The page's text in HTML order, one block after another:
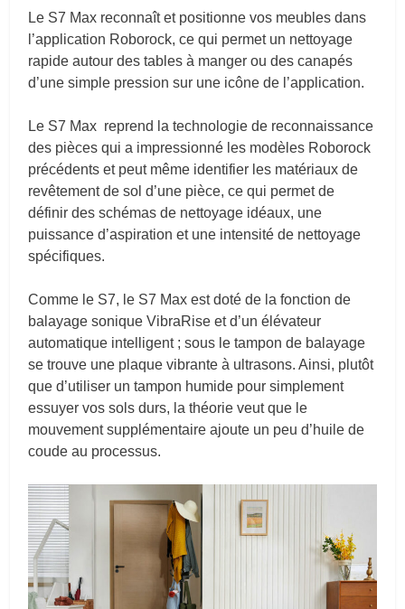
Le S7 Max reconnaît et positionne vos meubles dans
l’application Roborock, ce qui permet un nettoyage
rapide autour des tables à manger ou des canapés
d’une simple pression sur une icône de l’application.
Le S7 Max reprend la technologie de reconnaissance
des pièces qui a impressionné les modèles Roborock
précédents et peut même identifier les matériaux de
revêtement de sol d’une pièce, ce qui permet de
définir des schémas de nettoyage idéaux, une
puissance d’aspiration et une intensité de nettoyage
spécifiques.
Comme le S7, le S7 Max est doté de la fonction de
balayage sonique VibraRise et d’un élévateur
automatique intelligent ; sous le tampon de balayage
se trouve une plaque vibrante à ultrasons. Ainsi, plutôt
que d’utiliser un tampon humide pour simplement
essuyer vos sols durs, la théorie veut que le
mouvement supplémentaire ajoute un peu d’huile de
coude au processus.